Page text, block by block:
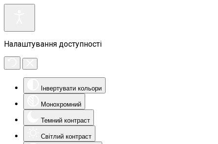
Налаштування доступності
Інвертувати кольори
Монохромний
Темний контраст
Світлий контраст